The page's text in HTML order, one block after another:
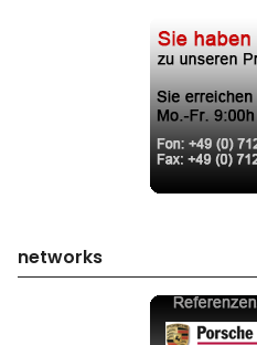
networks